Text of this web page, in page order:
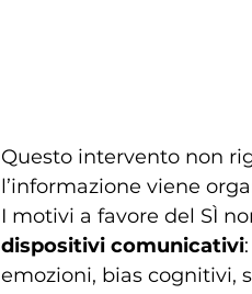
Questo intervento non
l’informazione viene
I motivi a favore del SÌ
dispositivi comunicativi
emozioni, bias cognitivi,